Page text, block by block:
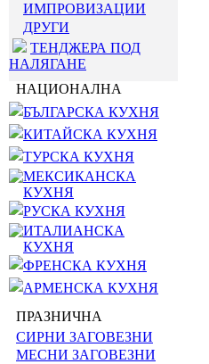
ИМПРОВИЗАЦИИ
ДРУГИ
ТЕНДЖЕРА ПОД
НАЛЯГАНЕ
НАЦИОНАЛНА
БЪЛГАРСКА КУХНЯ
КИТАЙСКА КУХНЯ
ТУРСКА КУХНЯ
МЕКСИКАНСКА
КУХНЯ
РУСКА КУХНЯ
ИТАЛИАНСКА
КУХНЯ
ФРЕНСКА КУХНЯ
АРМЕНСКА КУХНЯ
ПРАЗНИЧНА
СИРНИ ЗАГОВЕЗНИ
МЕСНИ ЗАГОВЕЗНИ